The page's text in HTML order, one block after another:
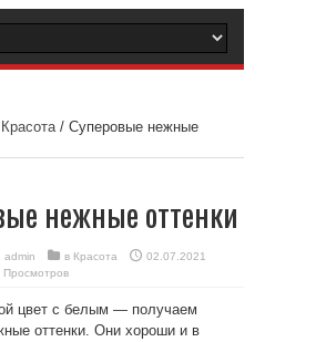
Красота/ Суперовые нежные
нежные оттенки
admin в Красота
02.07.2021
Просмотров
цвет с белым — получаем
оттенки. Они хороши и в